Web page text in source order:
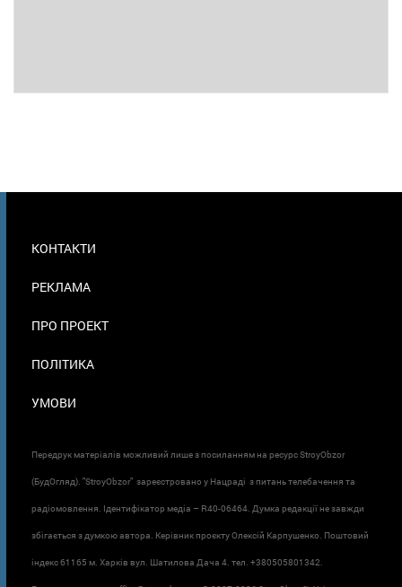
В
КОНТАКТИ
РЕКЛАМА
ПРО ПРОЕКТ
ПОЛІТИКА
УМОВИ
Передрук матеріалів можливий лише з посиланням на ресурс StroyObzor
(БудОгляд). "StroyObzor" зареєстровано у Нацраді з питань телебачення та
радіомовлення. Ідентифікатор медіа – R40-06464. Думка редакції не завжди
збігається з думкою автора. Керівник проєкту Олексій Карпушенко. Поштовий
індекс 61165 м. Харків вул. Шатилова Дача 4. тел. +380505801342.